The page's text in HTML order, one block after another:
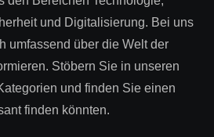
und Digitalisierung. Bei uns
umfassend über die Welt der
Stöbern Sie in unseren
und finden Sie einen
finden könnten.